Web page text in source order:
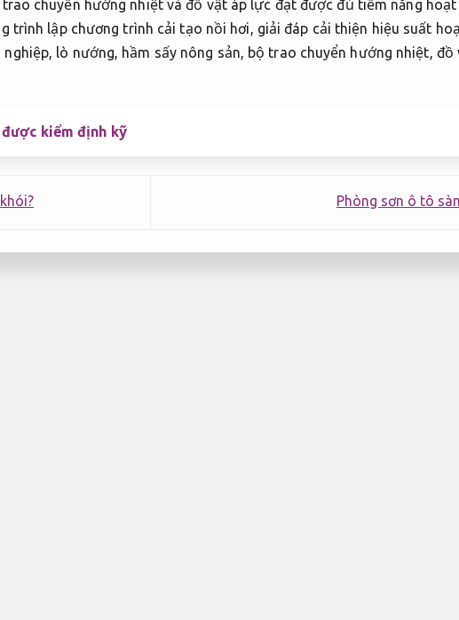
chuyển hướng nhiệt và đồ vật áp lực đạt được đủ tiềm năng
trình lập chương trình cải tạo nồi hơi, giải đáp cải thiện hiệu suất
lò nướng, hầm sấy nông sản, bộ trao chuyển hướng nhiệt, đồ
kiểm định kỹ
Phòng sơn ô tô